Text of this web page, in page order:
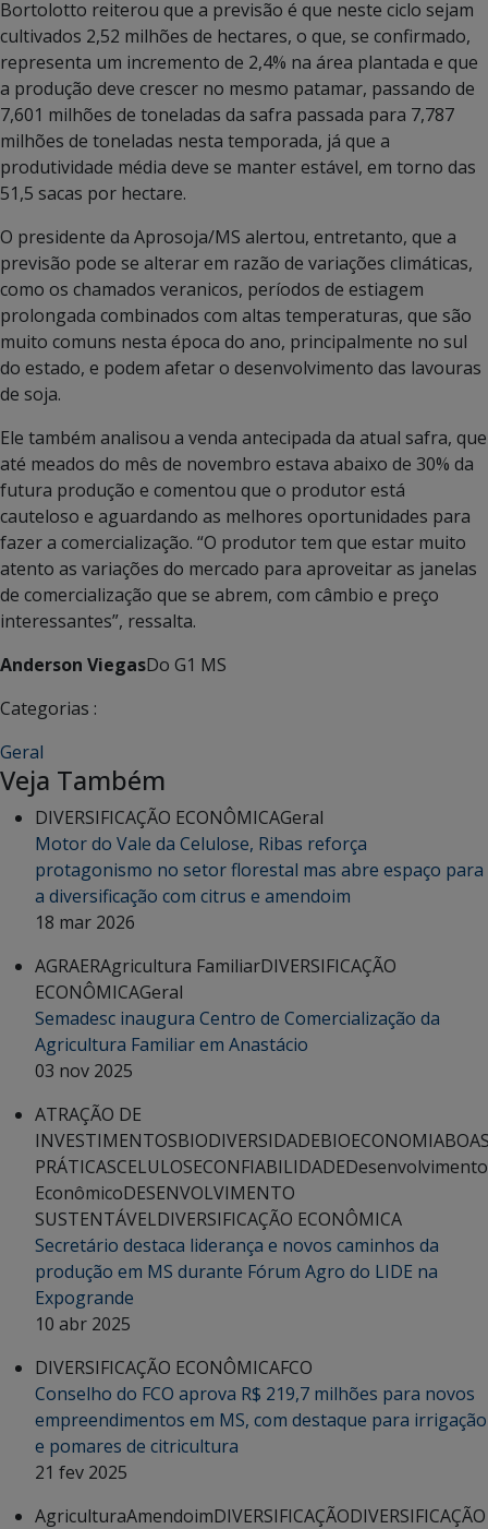
Bortolotto reiterou que a previsão é que neste ciclo sejam
cultivados 2,52 milhões de hectares, o que, se confirmado,
representa um incremento de 2,4% na área plantada e que
a produção deve crescer no mesmo patamar, passando de
7,601 milhões de toneladas da safra passada para 7,787
milhões de toneladas nesta temporada, já que a
produtividade média deve se manter estável, em torno das
51,5 sacas por hectare.
O presidente da Aprosoja/MS alertou, entretanto, que a
previsão pode se alterar em razão de variações climáticas,
como os chamados veranicos, períodos de estiagem
prolongada combinados com altas temperaturas, que são
muito comuns nesta época do ano, principalmente no sul
do estado, e podem afetar o desenvolvimento das lavouras
de soja.
Ele também analisou a venda antecipada da atual safra, que
até meados do mês de novembro estava abaixo de 30% da
futura produção e comentou que o produtor está
cauteloso e aguardando as melhores oportunidades para
fazer a comercialização. “O produtor tem que estar muito
atento as variações do mercado para aproveitar as janelas
de comercialização que se abrem, com câmbio e preço
interessantes”, ressalta.
Anderson ViegasDo G1 MS
Categorias :
Geral
Veja Também
DIVERSIFICAÇÃO ECONÔMICAGeral
Motor do Vale da Celulose, Ribas reforça
protagonismo no setor florestal mas abre espaço para
a diversificação com citrus e amendoim
18 mar 2026
AGRAERAgricultura FamiliarDIVERSIFICAÇÃO
ECONÔMICAGeral
Semadesc inaugura Centro de Comercialização da
Agricultura Familiar em Anastácio
03 nov 2025
ATRAÇÃO DE
INVESTIMENTOSBIODIVERSIDADEBIOECONOMIA
PRÁTICASCELULOSECONFIABILIDADEDesenvolvimento
EconômicoDESENVOLVIMENTO
SUSTENTÁVELDIVERSIFICAÇÃO ECONÔMICA
Secretário destaca liderança e novos caminhos da
produção em MS durante Fórum Agro do LIDE na
Expogrande
10 abr 2025
DIVERSIFICAÇÃO ECONÔMICAFCO
Conselho do FCO aprova R$ 219,7 milhões para novos
empreendimentos em MS, com destaque para irrigação
e pomares de citricultura
21 fev 2025
AgriculturaAmendoimDIVERSIFICAÇÃODIVERSIFICAÇÃO